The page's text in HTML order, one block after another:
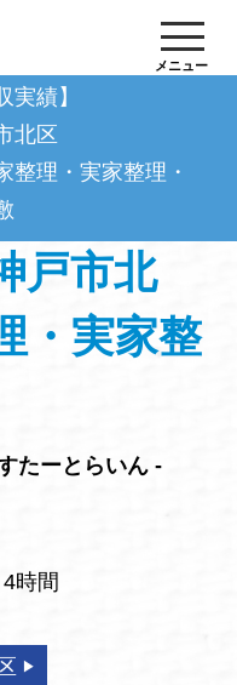
メニュー
実績】
北区
整理・実家整理・
戸市北
・実家整
たーとらいん -
4時間